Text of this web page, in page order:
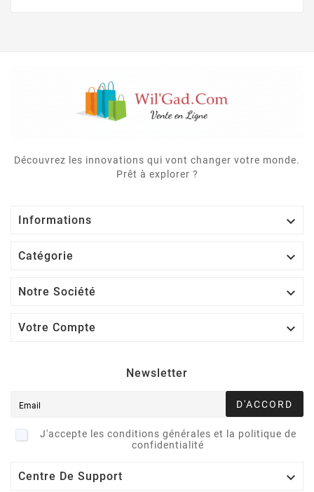
Découvrez les innovations qui vont changer votre monde.
Prêt à explorer ?
Informations 
Catégorie 
Notre Société 
Votre Compte 
Newsletter
D'ACCORD
J'accepte les conditions générales et la politique de
confidentialité
Centre De Support 